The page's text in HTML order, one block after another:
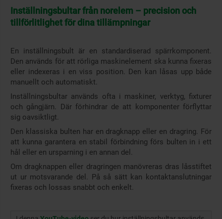
Inställningsbultar från norelem – precision och
tillförlitlighet för dina tillämpningar
En inställningsbult är en standardiserad spärrkomponent.
Den används för att rörliga maskinelement ska kunna fixeras
eller indexeras i en viss position. Den kan låsas upp både
manuellt och automatiskt.
Inställningsbultar används ofta i maskiner, verktyg, fixturer
och gångjärn. Där förhindrar de att komponenter förflyttar
sig oavsiktligt.
Den klassiska bulten har en dragknapp eller en dragring. För
att kunna garantera en stabil förbindning förs bulten in i ett
hål eller en ursparning i en annan del.
Om dragknappen eller dragringen manövreras dras låsstiftet
ut ur motsvarande del. På så sätt kan kontaktanslutningar
fixeras och lossas snabbt och enkelt.